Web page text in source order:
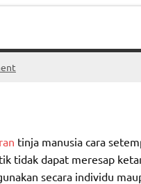
tinja manusia cara
tidak dapat meresap
secara individu